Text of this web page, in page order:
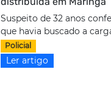
Suspeito de 32 anos
que havia buscado a
Policial
Ler artigo